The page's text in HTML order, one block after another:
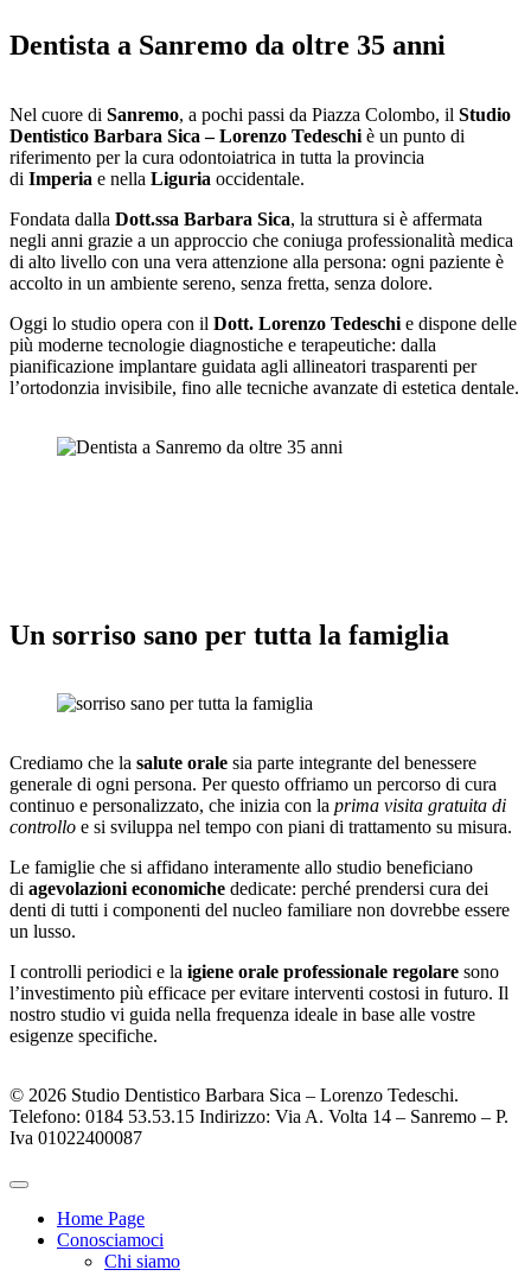
Dentista a Sanremo da oltre 35 anni
Nel cuore di Sanremo, a pochi passi da Piazza Colombo, il Studio
Dentistico Barbara Sica – Lorenzo Tedeschi è un punto di
riferimento per la cura odontoiatrica in tutta la provincia
di Imperia e nella Liguria occidentale.
Fondata dalla Dott.ssa Barbara Sica, la struttura si è affermata
negli anni grazie a un approccio che coniuga professionalità medica
di alto livello con una vera attenzione alla persona: ogni paziente è
accolto in un ambiente sereno, senza fretta, senza dolore.
Oggi lo studio opera con il Dott. Lorenzo Tedeschi e dispone delle
più moderne tecnologie diagnostiche e terapeutiche: dalla
pianificazione implantare guidata agli allineatori trasparenti per
l’ortodonzia invisibile, fino alle tecniche avanzate di estetica dentale.
Un sorriso sano per tutta la famiglia
Crediamo che la salute orale sia parte integrante del benessere
generale di ogni persona. Per questo offriamo un percorso di cura
continuo e personalizzato, che inizia con la prima visita gratuita di
controllo e si sviluppa nel tempo con piani di trattamento su misura.
Le famiglie che si affidano interamente allo studio beneficiano
di agevolazioni economiche dedicate: perché prendersi cura dei
denti di tutti i componenti del nucleo familiare non dovrebbe essere
un lusso.
I controlli periodici e la igiene orale professionale regolare sono
l’investimento più efficace per evitare interventi costosi in futuro. Il
nostro studio vi guida nella frequenza ideale in base alle vostre
esigenze specifiche.
© 2026 Studio Dentistico Barbara Sica – Lorenzo Tedeschi.
Telefono: 0184 53.53.15 Indirizzo: Via A. Volta 14 – Sanremo – P.
Iva 01022400087
Home Page
Conosciamoci
Chi siamo